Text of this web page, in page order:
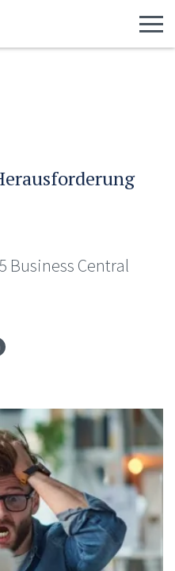
Business Central
teilen
teilen
Auf LinkedIn teilen